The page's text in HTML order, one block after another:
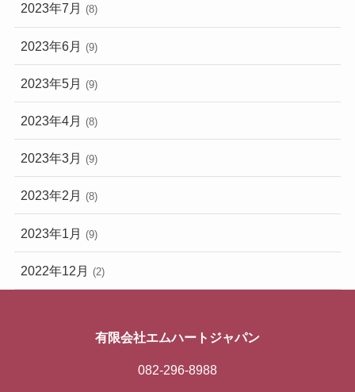
2023年7月 (8)
2023年6月 (9)
2023年5月 (9)
2023年4月 (8)
2023年3月 (9)
2023年2月 (8)
2023年1月 (9)
2022年12月 (2)
有限会社エムハートジャパン
082-296-8988